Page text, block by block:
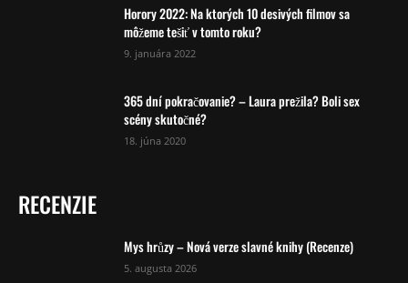
Horory 2022: Na ktorých 10 desivých filmov sa
môžeme tešiť v tomto roku?
9. januára 2022
365 dní pokračovanie? – Laura prežila? Boli sex
scény skutočné?
18. júna 2020
RECENZIE
Mys hrůzy – Nová verze slavné knihy (Recenze)
5. augusta 2026